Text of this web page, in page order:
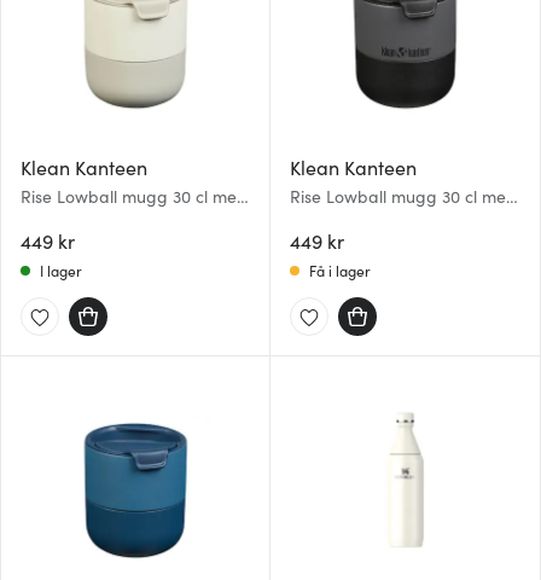
Klean Kanteen
Rise Lowball mugg 30 cl med
449 kr
I lager
Klean Kanteen
Rise Lowball mugg 30 cl med
449 kr
Få i lager